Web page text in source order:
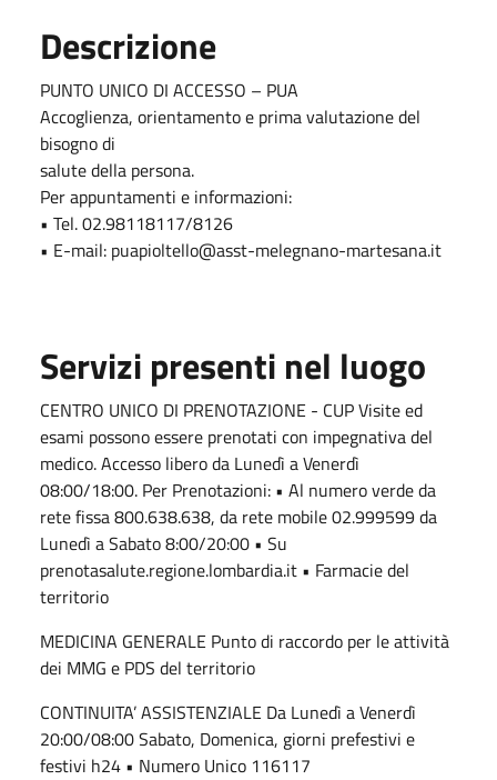
Descrizione
PUNTO UNICO DI ACCESSO – PUA
Accoglienza, orientamento e prima valutazione del
bisogno di
salute della persona.
Per appuntamenti e informazioni:
• Tel. 02.98118117/8126
• E-mail: puapioltello@asst-melegnano-martesana.it
Servizi presenti nel luogo
CENTRO UNICO DI PRENOTAZIONE - CUP Visite ed
esami possono essere prenotati con impegnativa del
medico. Accesso libero da Lunedì a Venerdì
08:00/18:00. Per Prenotazioni: • Al numero verde da
rete fissa 800.638.638, da rete mobile 02.999599 da
Lunedì a Sabato 8:00/20:00 • Su
prenotasalute.regione.lombardia.it • Farmacie del
territorio
MEDICINA GENERALE Punto di raccordo per le attività
dei MMG e PDS del territorio
CONTINUITA’ ASSISTENZIALE Da Lunedì a Venerdì
20:00/08:00 Sabato, Domenica, giorni prefestivi e
festivi h24 • Numero Unico 116117